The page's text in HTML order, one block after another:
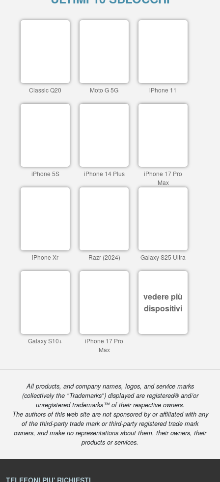
Classic Q20 Moto G 5G iPhone 11
iPhone 5S iPhone 14 Plus
iPhone 17 Pro
Max
iPhone Xr Razr (2024) Galaxy S25 Ultra
Galaxy S10+
iPhone 17 Pro
Max
vedere più
dispositivi
All products, and company names, logos, and service marks
(collectively the "Trademarks") displayed are registered® and/or
unregistered trademarks™ of their respective owners.
The authors of this web site are not sponsored by or affiliated with any
of the third-party trade mark or third-party registered trade mark
owners, and make no representations about them, their owners, their
products or services.
TELEFONI PIU' RICHIESTI